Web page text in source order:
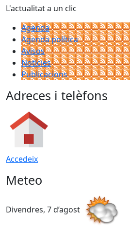
L'actualitat a un clic
Agenda
Agenda política
Avisos
Notícies
Publicacions
Adreces i telèfons
Accedeix
Meteo
Divendres, 7 d’agost